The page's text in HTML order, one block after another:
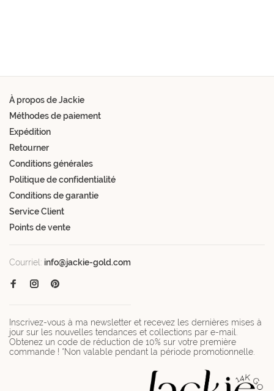
À propos de Jackie
Méthodes de paiement
Expédition
Retourner
Conditions générales
Politique de confidentialité
Conditions de garantie
Service Client
Points de vente
Courriel: info@jackie-gold.com
Inscrivez-vous à ma newsletter et recevez les dernières mises à
jour sur les nouvelles tendances et collections par e-mail.
Obtenez un code de réduction de 10% sur votre première
commande ! *Non valable pendant la période promotionnelle.